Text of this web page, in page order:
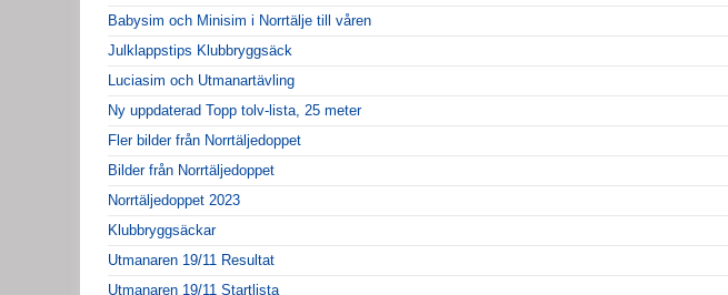
Babysim och Minisim i Norrtälje till våren
Julklappstips Klubbryggsäck
Luciasim och Utmanartävling
Ny uppdaterad Topp tolv-lista, 25 meter
Fler bilder från Norrtäljedoppet
Bilder från Norrtäljedoppet
Norrtäljedoppet 2023
Klubbryggsäckar
Utmanaren 19/11 Resultat
Utmanaren 19/11 Startlista